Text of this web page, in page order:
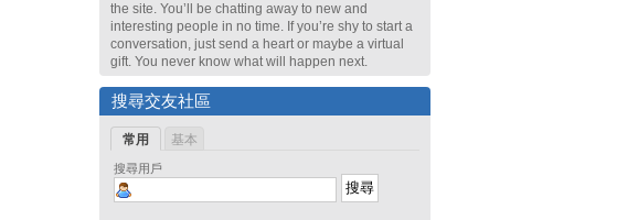
the site. You’ll be chatting away to new and
interesting people in no time. If you’re shy to start a
conversation, just send a heart or maybe a virtual
gift. You never know what will happen next.
搜尋交友社區
常用 基本
搜尋用戶